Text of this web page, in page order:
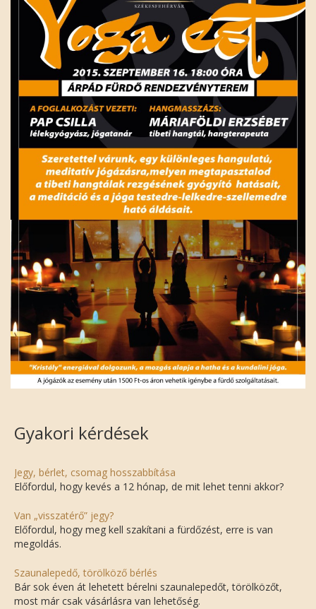
Gyakori kérdések
Jegy, bérlet, csomag hosszabbítása
Előfordul, hogy kevés a 12 hónap, de mit lehet tenni akkor?
Van „visszatérő” jegy?
Előfordul, hogy meg kell szakítani a fürdőzést, erre is van
megoldás.
Szaunalepedő, törölköző bérlés
Bár sok éven át lehetett bérelni szaunalepedőt, törölközőt,
most már csak vásárlásra van lehetőség.